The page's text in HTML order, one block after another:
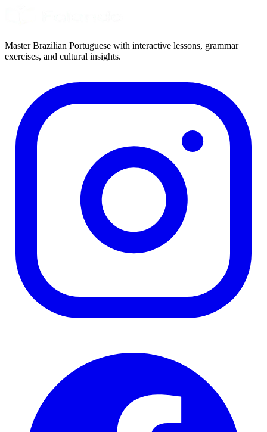
Master Brazilian Portuguese with interactive lessons, grammar
exercises, and cultural insights.